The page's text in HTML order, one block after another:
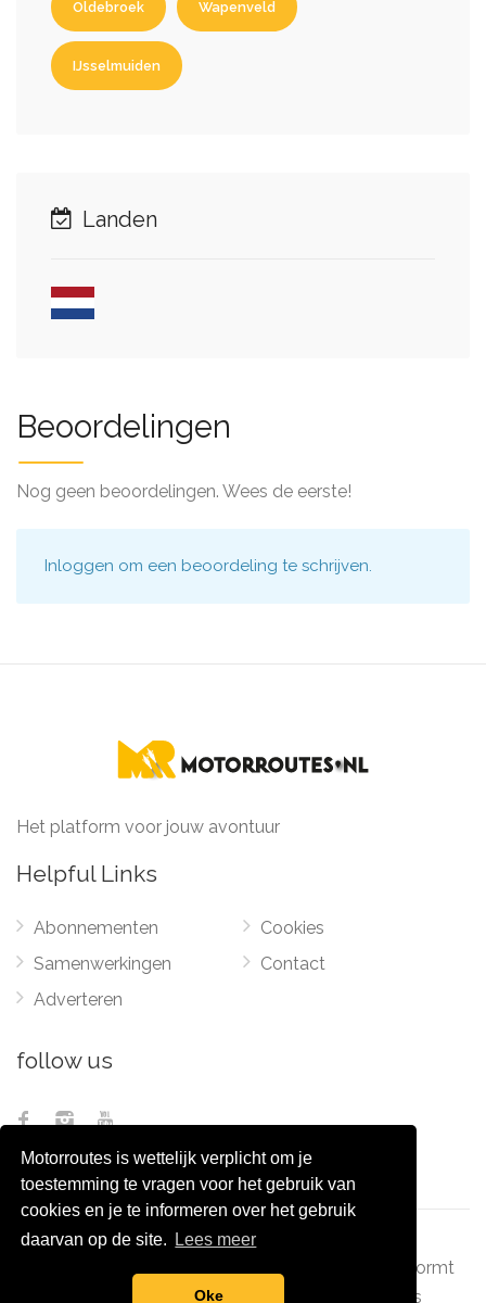
Motorroutes is wettelijk verplicht om je
toestemming te vragen voor het gebruik van
cookies en je te informeren over het gebruik
daarvan op de site.
Lees meer
Oke
Oldebroek Wapenveld
IJsselmuiden
Landen
Beoordelingen
Nog geen beoordelingen. Wees de eerste!
Inloggen om een beoordeling te schrijven.
Het platform voor jouw avontuur
Helpful Links
Abonnementen
Samenwerkingen
Adverteren
Cookies
Contact
follow us
vormt
grootverzet.nl Pixel Monsters